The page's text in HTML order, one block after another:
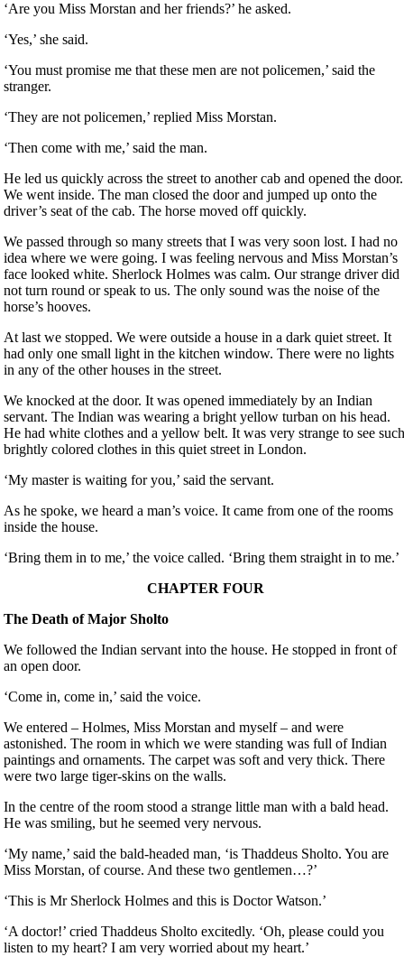
‘Are you Miss Morstan and her friends?’ he asked.
‘Yes,’ she said.
‘You must promise me that these men are not policemen,’ said the
stranger.
‘They are not policemen,’ replied Miss Morstan.
‘Then come with me,’ said the man.
He led us quickly across the street to another cab and opened the door.
We went inside. The man closed the door and jumped up onto the
driver’s seat of the cab. The horse moved off quickly.
We passed through so many streets that I was very soon lost. I had no
idea where we were going. I was feeling nervous and Miss Morstan’s
face looked white. Sherlock Holmes was calm. Our strange driver did
not turn round or speak to us. The only sound was the noise of the
horse’s hooves.
At last we stopped. We were outside a house in a dark quiet street. It
had only one small light in the kitchen window. There were no lights
in any of the other houses in the street.
We knocked at the door. It was opened immediately by an Indian
servant. The Indian was wearing a bright yellow turban on his head.
He had white clothes and a yellow belt. It was very strange to see
brightly colored clothes in this quiet street in London.
‘My master is waiting for you,’ said the servant.
As he spoke, we heard a man’s voice. It came from one of the rooms
inside the house.
‘Bring them in to me,’ the voice called. ‘Bring them straight in to me.’
CHAPTER FOUR
The Death of Major Sholto
We followed the Indian servant into the house. He stopped in front of
an open door.
‘Come in, come in,’ said the voice.
We entered – Holmes, Miss Morstan and myself – and were
astonished. The room in which we were standing was full of Indian
paintings and ornaments. The carpet was soft and very thick. There
were two large tiger-skins on the walls.
In the centre of the room stood a strange little man with a bald head.
He was smiling, but he seemed very nervous.
‘My name,’ said the bald-headed man, ‘is Thaddeus Sholto. You are
Miss Morstan, of course. And these two gentlemen…?’
‘This is Mr Sherlock Holmes and this is Doctor Watson.’
‘A doctor!’ cried Thaddeus Sholto excitedly. ‘Oh, please could you
listen to my heart? I am very worried about my heart.’